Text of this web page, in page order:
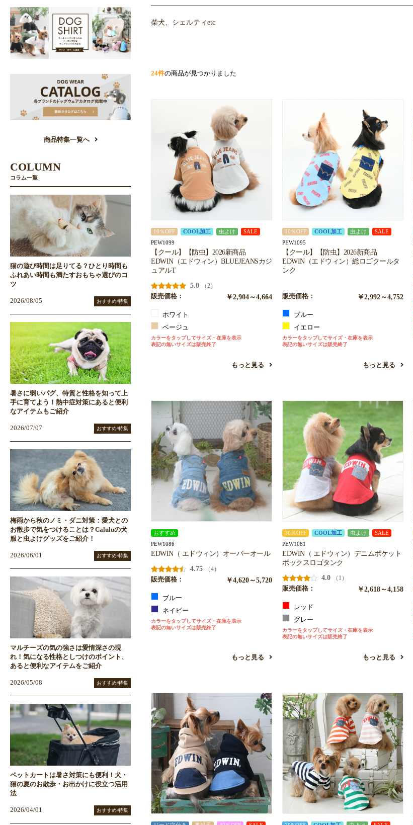
柴犬、シェルティetc
24件の商品が見つかりました
10％OFF COOL加工 虫よけ SALE
PEW1099
【クール】【防虫】2026新商品
EDWIN（エドウィン）BLUEJEANSカジ
ュアルT
5.0
（2）
販売価格：
￥2,904～4,664
ホワイト
ベージュ
カラーをタップしてサイズ・在庫を表示
表記の無いサイズは販売終了
もっと見る
10％OFF COOL加工 虫よけ SALE
PEW1095
【クール】【防虫】2026新商品
EDWIN（エドウィン）総ロゴクールタ
ンク
販売価格： ￥2,992～4,752
ブルー
イエロー
カラーをタップしてサイズ・在庫を表示
表記の無いサイズは販売終了
もっと見る
おすすめ
PEW1086
EDWIN（ エドウィン）オーバーオール
4.75
（4）
販売価格：
￥4,620～5,720
ブルー
ネイビー
カラーをタップしてサイズ・在庫を表示
表記の無いサイズは販売終了
もっと見る
30％OFF COOL加工 虫よけ SALE
PEW1081
EDWIN（ エドウィン）デニムポケット
ボックスロゴタンク
4.0
（1）
販売価格：
￥2,618～4,158
レッド
グレー
カラーをタップしてサイズ・在庫を表示
表記の無いサイズは販売終了
もっと見る
お買い物を続ける カートへ進む
商品特集一覧へ
COLUMN
コラム一覧
猫の遊び時間は足りてる？ひとり時間も
ふれあい時間も満たすおもちゃ選びのコ
ツ
2026/08/05 おすすめ/特集
暑さに弱いパグ、特質と性格を知って上
手に育てよう！熱中症対策にあると便利
なアイテムもご紹介
2026/07/07 おすすめ/特集
梅雨から秋のノミ・ダニ対策：愛犬との
お散歩で気をつけることは？Caluluの犬
服と虫よけグッズをご紹介！
2026/06/01 おすすめ/特集
マルチーズの気の強さは愛情深さの現
れ！気になる性格としつけのポイント、
あると便利なアイテムをご紹介
2026/05/08 おすすめ/特集
ペットカートは暑さ対策にも便利！犬・
猫の夏のお散歩・お出かけに役立つ活用
法
2026/04/01 おすすめ/特集